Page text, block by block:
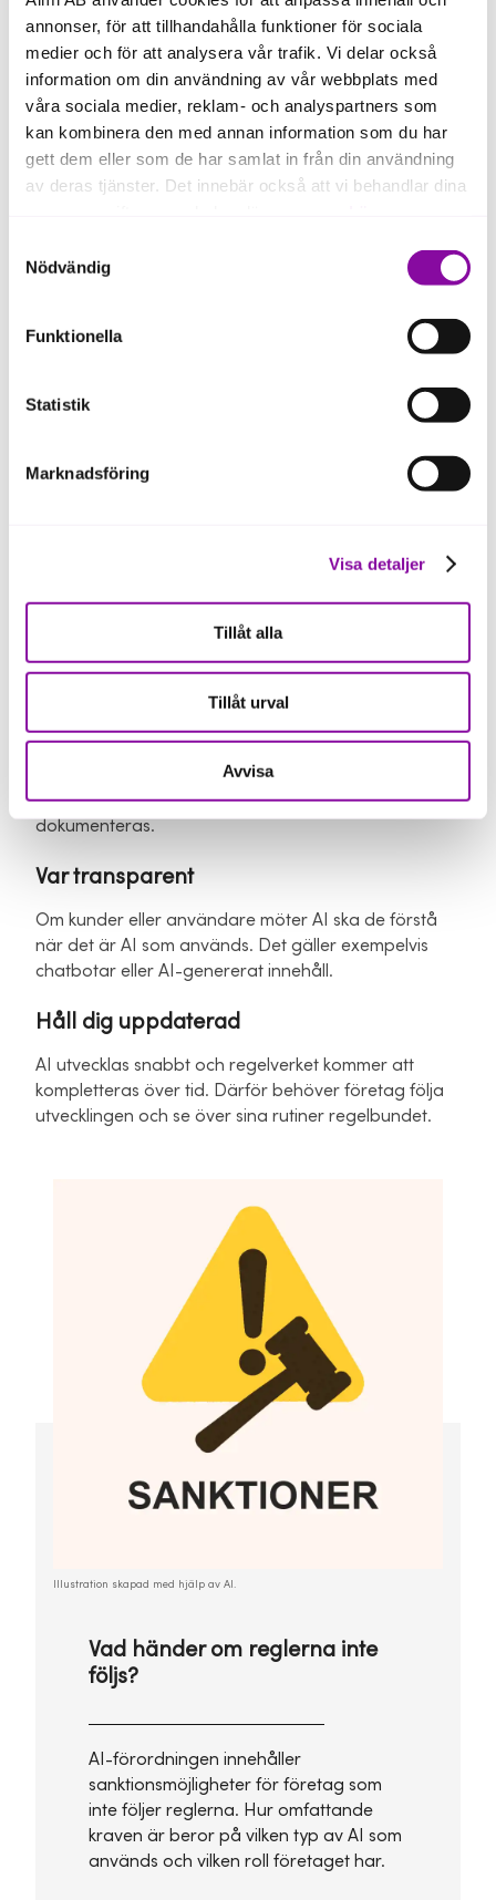
annonser, för att tillhandahålla funktioner för sociala
medier och för att analysera vår trafik. Vi delar också
information om din användning av vår webbplats med
våra sociala medier, reklam- och analyspartners som
kan kombinera den med annan information som du har
gett dem eller som de har samlat in från din användning
av deras tjänster. Det innebär också att vi behandlar dina
Om du klickar på avvisa kommer användning av kakor
eller delning av information enligt ovan, inte att ske,
förutom för kakor som är nödvändiga för att hemsidan
ska fungera se mer under inställningar.
Nödvändig
Funktionella
Statistik
Marknadsföring
Visa detaljer
Tillåt alla
Tillåt urval
Avvisa
Har ni inte kommit så långt i ert AI-
arbete än?
AI-förordningen handlar inte bara om regler.
För många företag är den också ett bra
tillfälle att skapa struktur kring hur AI används.
I Almis AI-workshops får du stöd att komma
igång och identifiera vilka möjligheter AI kan
Läs mer om Almis AI-workshops för företag
Vilka krav som gäller varierar beroende på risknivå
Företag som utvecklar eller använder AI behöver
säkerställa att medarbetare har tillräcklig kunskap
utifrån sina arbetsuppgifter.
Dokumentera och fördela ansvar
Det ska vara tydligt vem som ansvarar för företagets
AI-användning och hur riskbedömningar
dokumenteras.
Var transparent
Om kunder eller användare möter AI ska de förstå
när det är AI som används. Det gäller exempelvis
chatbotar eller AI-genererat innehåll.
Håll dig uppdaterad
AI utvecklas snabbt och regelverket kommer att
kompletteras över tid. Därför behöver företag följa
utvecklingen och se över sina rutiner regelbundet.
Vad händer om reglerna inte
följs?
AI-förordningen innehåller
sanktionsmöjligheter för företag som
inte följer reglerna. Hur omfattande
kraven är beror på vilken typ av AI som
används och vilken roll företaget har.
Illustration skapad med hjälp av AI.